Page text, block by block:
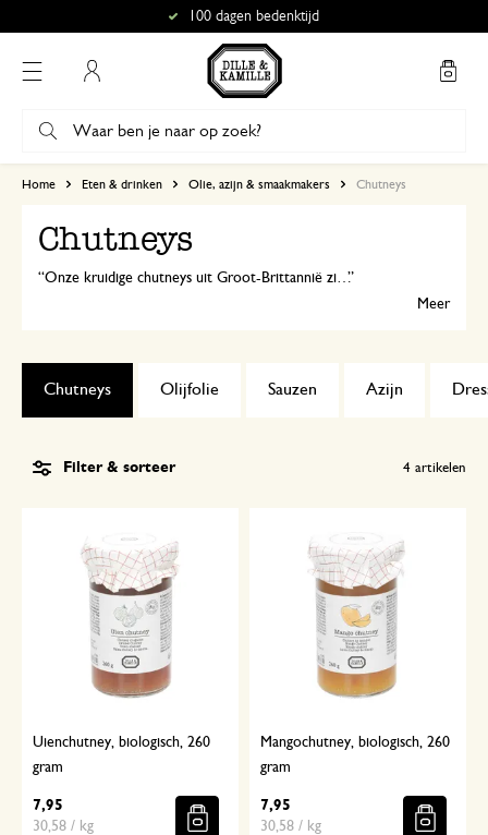
100 dagen bedenktijd
Home Eten & drinken Olie, azijn & smaakmakers Chutneys
Chutneys
Onze kruidige chutneys uit Groot-Brittannië zijn heerlijk als smaakmaker bij allerlei gerechten. Zet ze bijvoorbeeld op tafel bij gebakken vlees, kaas of ham. Heerlijk fris, zoet en zuur tegelijk!
Meer
Olijfolie Sauzen Azijn
Chutneys
Filter & sorteer 4 artikelen
Uienchutney, biologisch, 260
gram
7,95
30,58 / kg
Mangochutney, biologisch, 260
gram
7,95
30,58 / kg